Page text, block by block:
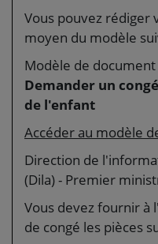
Vous pouvez rédiger
moyen du modèle
Modèle de document
Demander un
de l'enfant
Accéder au modèle
Direction de
(Dila) - Premier
Vous devez fournir à
de congé les pièces